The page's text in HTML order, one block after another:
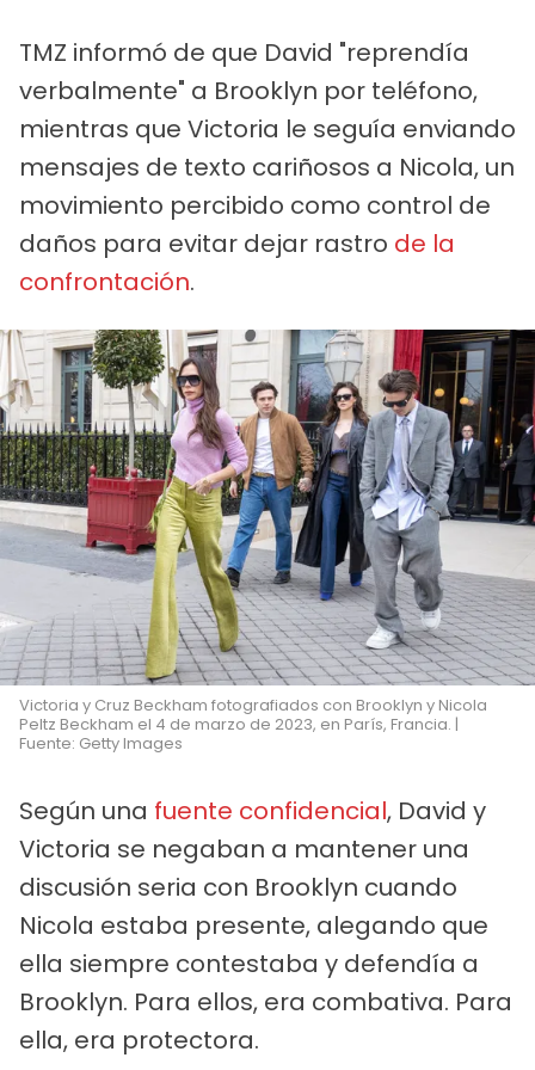
TMZ informó de que David "reprendía
verbalmente" a Brooklyn por teléfono,
mientras que Victoria le seguía enviando
mensajes de texto cariñosos a Nicola, un
movimiento percibido como control de
daños para evitar dejar rastro de la
confrontación.
Victoria y Cruz Beckham fotografiados con Brooklyn y Nicola
Peltz Beckham el 4 de marzo de 2023, en París, Francia. |
Fuente: Getty Images
Según una fuente confidencial, David y
Victoria se negaban a mantener una
discusión seria con Brooklyn cuando
Nicola estaba presente, alegando que
ella siempre contestaba y defendía a
Brooklyn. Para ellos, era combativa. Para
ella, era protectora.